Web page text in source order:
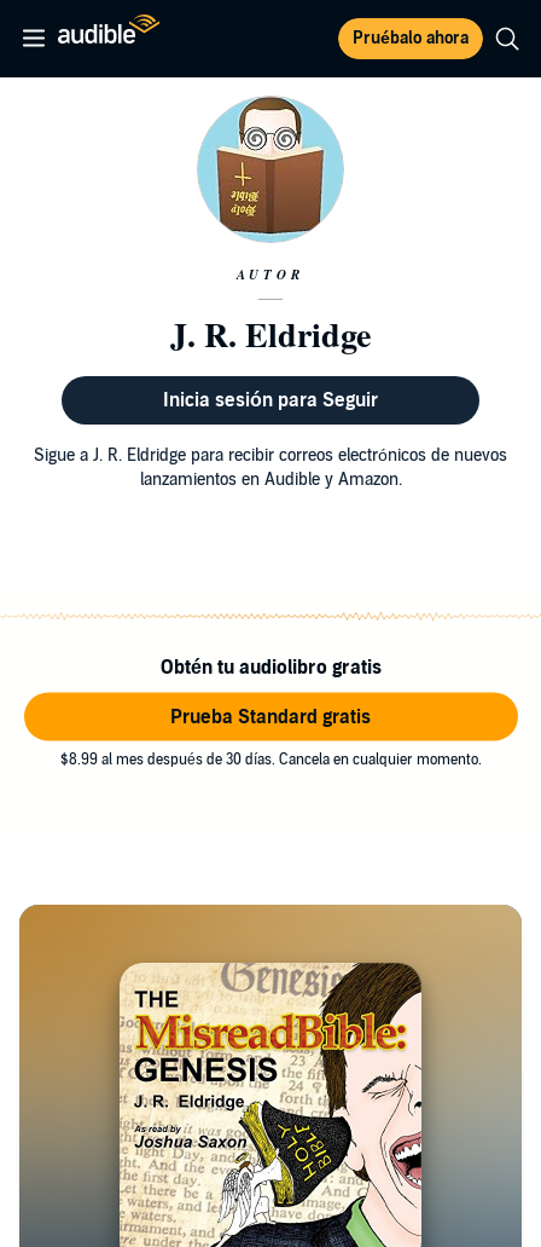
Pruébalo ahora
AUTOR
J. R. Eldridge
Inicia sesión para Seguir
Sigue a J. R. Eldridge para recibir correos electrónicos de nuevos
lanzamientos en Audible y Amazon.
Obtén tu audiolibro gratis
Prueba Standard gratis
$8.99 al mes después de 30 días. Cancela en cualquier momento.